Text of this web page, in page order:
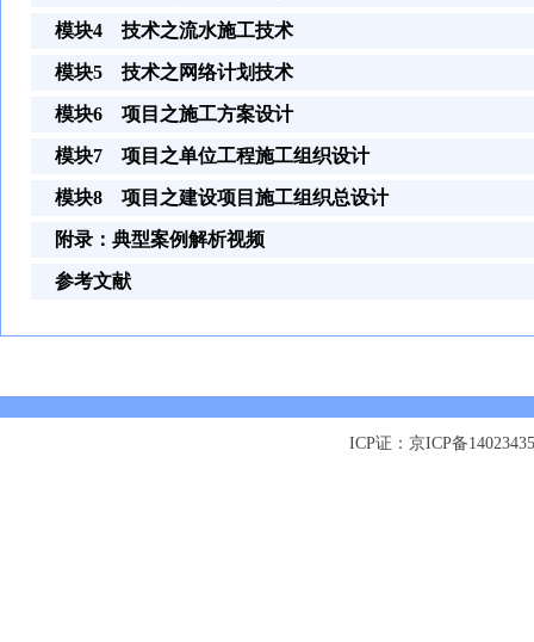
模块4 技术之流水施工技术
模块5 技术之网络计划技术
模块6 项目之施工方案设计
模块7 项目之单位工程施工组织设计
模块8 项目之建设项目施工组织总设计
附录：典型案例解析视频
参考文献
ICP证：京ICP备